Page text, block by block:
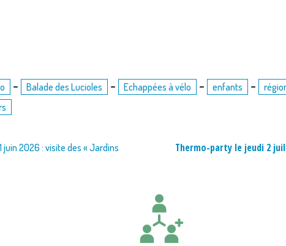
- Balade des Lucioles - Echappées à vélo - enfants -
juin 2026 : visite des « Jardins
Thermo-party le jeudi 2